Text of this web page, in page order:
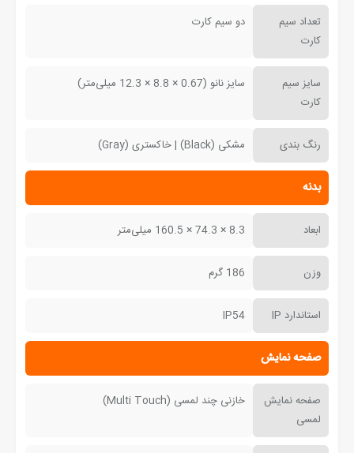
تعداد سیم
کارت
دو سیم کارت
سایز سیم
کارت
سایز نانو (0.67 × 8.8 × 12.3 میلی‌متر)
رنگ بندی مشکی (Black) | خاکستری (Gray)
بدنه
ابعاد 8.3 × 74.3 × 160.5 میلی‌متر
وزن 186 گرم
استاندارد IP IP54
صفحه نمایش
صفحه نمایش
لمسی
خازنی چند لمسی (Multi Touch)